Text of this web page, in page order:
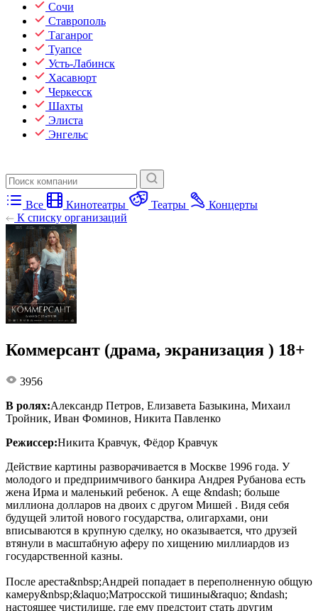
Сочи
Ставрополь
Таганрог
Туапсе
Усть-Лабинск
Хасавюрт
Черкесск
Шахты
Элиста
Энгельс
Все Кинотеатры Театры
Концерты
К списку организаций
Коммерсант (драма, экранизация ) 18+
3956
В ролях:Александр Петров, Елизавета Базыкина, Михаил
Тройник, Иван Фоминов, Никита Павленко
Режиссер:Никита Кравчук, Фёдор Кравчук
Действие картины разворачивается в Москве 1996 года. У
молодого и предприимчивого банкира Андрея Рубанова есть
жена Ирма и маленький ребенок. А еще &ndash; больше
миллиона долларов на двоих с другом Мишей . Видя себя
будущей элитой нового государства, олигархами, они
вписываются в крупную сделку, но оказывается, что друзей
втянули в масштабную аферу по хищению миллиардов из
государственной казны.
После ареста&nbsp;Андрей попадает в переполненную общую
камеру&nbsp;&laquo;Матросской тишины&raquo; &ndash;
настоящее чистилище, где ему предстоит стать другим